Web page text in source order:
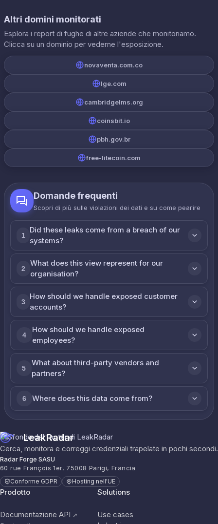
Altri domini monitorati
Esplora i report di fughe di altre aziende che monitoriamo.
Clicca su un dominio per vederne l'esposizione.
novaventa.com.co
lge.com
cambridgelms.org
coinsbit.io
pbh.gov.br
free-litecoin.com
Domande frequenti
Scopri di più sulle violazioni dei dati e su come реагire
1
Did these leaks come from a breach of our
systems?
2
What does this view represent for our
organisation?
3
How should we handle exposed customer
accounts?
4
How should we handle exposed
employees?
5
What about third-party vendors and
partners?
6 Where does this data come from?
LeakRadar
Cerca, monitora e correggi credenziali trapelate in pochi secondi.
Radar Forge SASU
60 rue François 1er, 75008 Parigi, Francia
Conforme GDPR Hosting nell'UE
Prodotto
Documentazione API ↗
Solutions
Use cases